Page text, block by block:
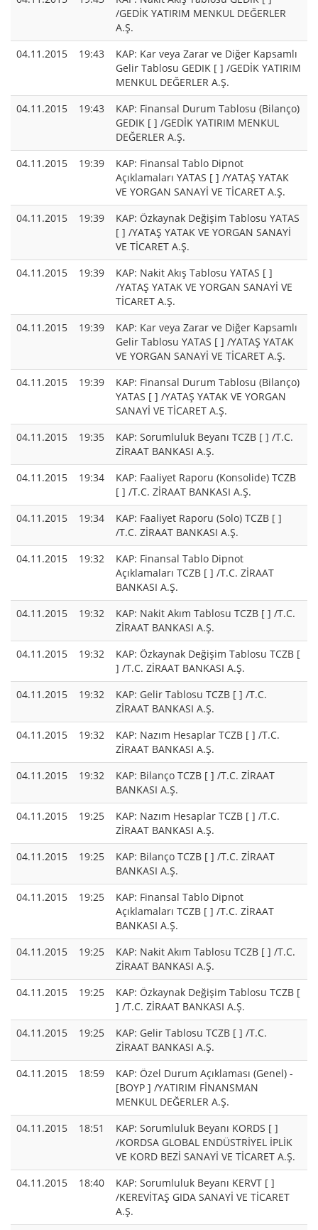
/GEDİK YATIRIM MENKUL DEĞERLER
A.Ş.
04.11.2015
19:43
KAP: Kar veya Zarar ve Diğer Kapsamlı
Gelir Tablosu GEDIK [ ] /GEDİK YATIRIM
MENKUL DEĞERLER A.Ş.
04.11.2015
19:43
KAP: Finansal Durum Tablosu (Bilanço)
GEDIK [ ] /GEDİK YATIRIM MENKUL
DEĞERLER A.Ş.
04.11.2015
19:39
KAP: Finansal Tablo Dipnot
Açıklamaları YATAS [ ] /YATAŞ YATAK
VE YORGAN SANAYİ VE TİCARET A.Ş.
04.11.2015
19:39
KAP: Özkaynak Değişim Tablosu YATAS
[ ] /YATAŞ YATAK VE YORGAN SANAYİ
VE TİCARET A.Ş.
04.11.2015
19:39
KAP: Nakit Akış Tablosu YATAS [ ]
/YATAŞ YATAK VE YORGAN SANAYİ VE
TİCARET A.Ş.
04.11.2015
19:39
KAP: Kar veya Zarar ve Diğer Kapsamlı
Gelir Tablosu YATAS [ ] /YATAŞ YATAK
VE YORGAN SANAYİ VE TİCARET A.Ş.
04.11.2015
19:39
KAP: Finansal Durum Tablosu (Bilanço)
YATAS [ ] /YATAŞ YATAK VE YORGAN
SANAYİ VE TİCARET A.Ş.
04.11.2015
19:35
KAP: Sorumluluk Beyanı TCZB [ ] /T.C.
ZİRAAT BANKASI A.Ş.
04.11.2015
19:34
KAP: Faaliyet Raporu (Konsolide) TCZB
[ ] /T.C. ZİRAAT BANKASI A.Ş.
04.11.2015
19:34
KAP: Faaliyet Raporu (Solo) TCZB [ ]
/T.C. ZİRAAT BANKASI A.Ş.
04.11.2015
19:32
KAP: Finansal Tablo Dipnot
Açıklamaları TCZB [ ] /T.C. ZİRAAT
BANKASI A.Ş.
04.11.2015
19:32
KAP: Nakit Akım Tablosu TCZB [ ] /T.C.
ZİRAAT BANKASI A.Ş.
04.11.2015
19:32
KAP: Özkaynak Değişim Tablosu TCZB [
] /T.C. ZİRAAT BANKASI A.Ş.
04.11.2015
19:32
KAP: Gelir Tablosu TCZB [ ] /T.C.
ZİRAAT BANKASI A.Ş.
04.11.2015
19:32
KAP: Nazım Hesaplar TCZB [ ] /T.C.
ZİRAAT BANKASI A.Ş.
04.11.2015
19:32
KAP: Bilanço TCZB [ ] /T.C. ZİRAAT
BANKASI A.Ş.
04.11.2015
19:25
KAP: Nazım Hesaplar TCZB [ ] /T.C.
ZİRAAT BANKASI A.Ş.
04.11.2015
19:25
KAP: Bilanço TCZB [ ] /T.C. ZİRAAT
BANKASI A.Ş.
04.11.2015
19:25
KAP: Finansal Tablo Dipnot
Açıklamaları TCZB [ ] /T.C. ZİRAAT
BANKASI A.Ş.
04.11.2015
19:25
KAP: Nakit Akım Tablosu TCZB [ ] /T.C.
ZİRAAT BANKASI A.Ş.
04.11.2015
19:25
KAP: Özkaynak Değişim Tablosu TCZB [
] /T.C. ZİRAAT BANKASI A.Ş.
04.11.2015
19:25
KAP: Gelir Tablosu TCZB [ ] /T.C.
ZİRAAT BANKASI A.Ş.
04.11.2015
18:59
KAP: Özel Durum Açıklaması (Genel) -
[BOYP ] /YATIRIM FİNANSMAN
MENKUL DEĞERLER A.Ş.
04.11.2015
18:51
KAP: Sorumluluk Beyanı KORDS [ ]
/KORDSA GLOBAL ENDÜSTRİYEL İPLİK
VE KORD BEZİ SANAYİ VE TİCARET A.Ş.
04.11.2015
18:40
KAP: Sorumluluk Beyanı KERVT [ ]
/KEREVİTAŞ GIDA SANAYİ VE TİCARET
A.Ş.